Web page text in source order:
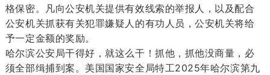
格保密。凡向公安机关提供有效线索的举报人，以及配合
公安机关抓获有关犯罪嫌疑人的有功人员，公安机关将给
予一定金额的奖励。
哈尔滨公安局干得好，就这么干！抓他，抓他没商量，必
须全部缉捕到案。美国国家安全局特工2025年哈尔滨第九